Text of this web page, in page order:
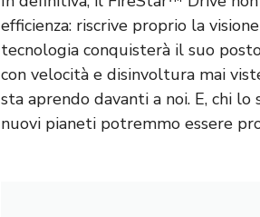
efficienza: riscrive proprio la
tecnologia conquisterà il suo
con velocità e disinvoltura mai
sta aprendo davanti a noi. E, chi
nuovi pianeti potremmo essere